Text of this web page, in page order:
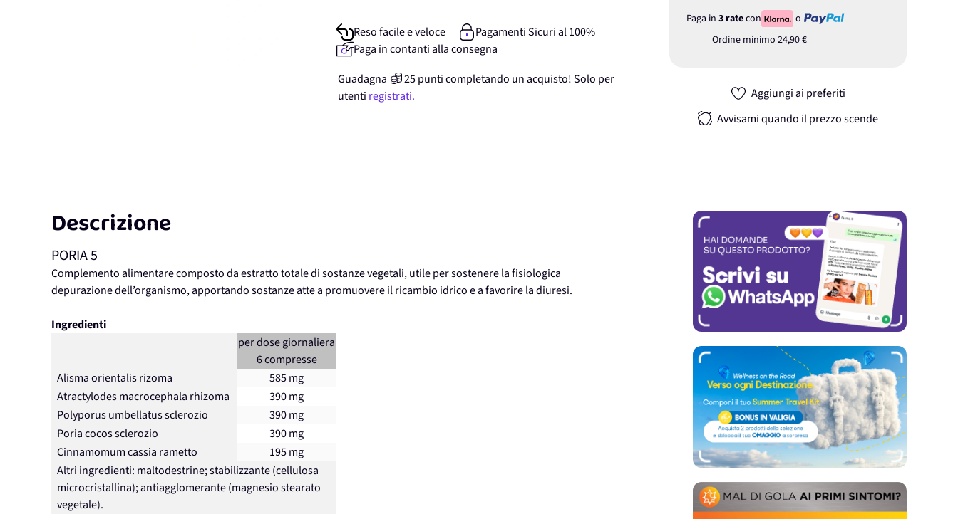
Paga in 3 ratecon
o
Ordine minimo 24,90 €
Aggiungi ai preferiti
Avvisami quando il prezzo scende
Reso facile e veloce
Pagamenti Sicuri al 100%
Paga in contanti alla consegna
Guadagna
25punticompletando un acquisto! Solo per
utenti registrati.
Descrizione
PORIA 5
Complemento alimentare composto da estratto totale di sostanze vegetali, utile per sostenere la fisiologica
depurazione dell’organismo, apportando sostanze atte a promuovere il ricambio idrico e a favorire la diuresi.
Ingredienti
per dose giornaliera
6 compresse
Alisma orientalis rizoma
585 mg
Atractylodes macrocephala rhizoma
390 mg
Polyporus umbellatus sclerozio
390 mg
Poria cocos sclerozio
390 mg
Cinnamomum cassia rametto
195 mg
Altri ingredienti: maltodestrine; stabilizzante (cellulosa
microcristallina); antiagglomerante (magnesio stearato
vegetale).